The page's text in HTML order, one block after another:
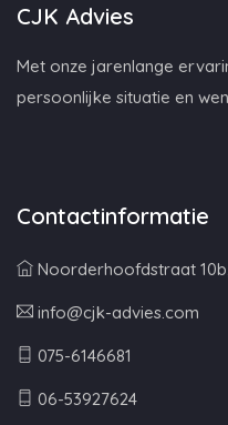
CJK Advies
Met onze jarenlange
persoonlijke situatie en
Contactinformatie
Noorderhoofdstraat
info@cjk-advies.com
075-6146681
06-53927624